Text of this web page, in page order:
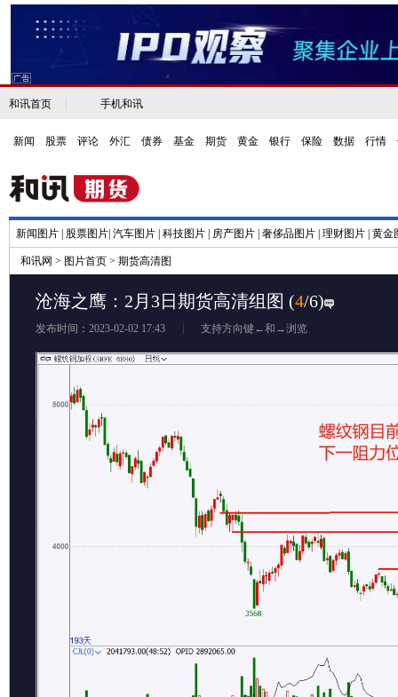
和讯首页 手机和讯
新闻 股票 评论 外汇 债券 基金 期货 黄金 银行 保险 数据 行情
新闻图片 股票图片 汽车图片 科技图片 房产图片 奢侈品图片 理财图片 黄金
和讯网 > 图片首页 > 期货高清图
沧海之鹰：2月3日期货高清组图 (4/6)
发布时间：2023-02-02 17:43 支持方向键←和→浏览